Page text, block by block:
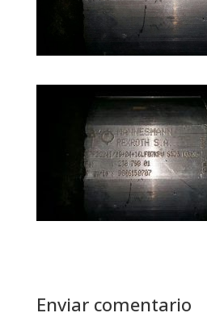
Enviar comentario